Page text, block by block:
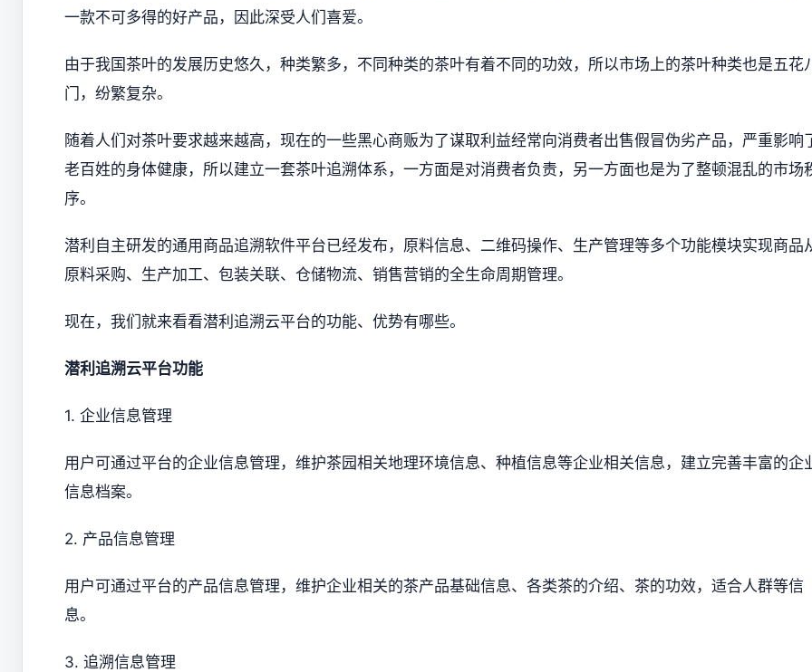
一款不可多得的好产品，因此深受人们喜爱。
由于我国茶叶的发展历史悠久，种类繁多，不同种类的茶叶有着不同的功效，所以市场上的茶叶种类也是五花
门，纷繁复杂。
随着人们对茶叶要求越来越高，现在的一些黑心商贩为了谋取利益经常向消费者出售假冒伪劣产品，严重影响
老百姓的身体健康，所以建立一套茶叶追溯体系，一方面是对消费者负责，另一方面也是为了整顿混乱的市场
序。
潜利自主研发的通用商品追溯软件平台已经发布，原料信息、二维码操作、生产管理等多个功能模块实现商品
原料采购、生产加工、包装关联、仓储物流、销售营销的全生命周期管理。
现在，我们就来看看潜利追溯云平台的功能、优势有哪些。
潜利追溯云平台功能
1. 企业信息管理
用户可通过平台的企业信息管理，维护茶园相关地理环境信息、种植信息等企业相关信息，建立完善丰富的企
信息档案。
2. 产品信息管理
用户可通过平台的产品信息管理，维护企业相关的茶产品基础信息、各类茶的介绍、茶的功效，适合人群等信
息。
3. 追溯信息管理